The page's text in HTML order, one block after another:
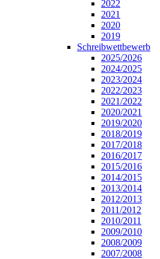
2022
2021
2020
2019
Schreibwettbewerb
2025/2026
2024/2025
2023/2024
2022/2023
2021/2022
2020/2021
2019/2020
2018/2019
2017/2018
2016/2017
2015/2016
2014/2015
2013/2014
2012/2013
2011/2012
2010/2011
2009/2010
2008/2009
2007/2008